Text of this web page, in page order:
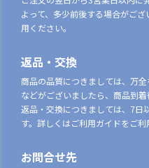
よって、多少前後する場合がご
用ください。
返品・交換
商品の品質につきましては、万
などがございましたら、商品到
返品・交換につきましては、7日
す。詳しくはご利用ガイドをご利
お問合せ先